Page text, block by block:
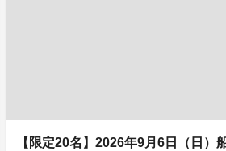
【限定20名】2026年9月6日（日）